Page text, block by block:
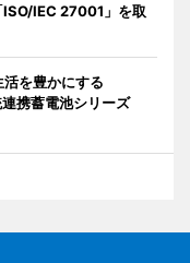
IEC 27001」を取
活を豊かにする
携蓄電池シリーズ